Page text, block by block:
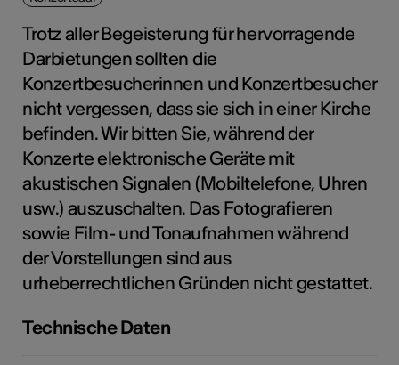
Trotz aller Begeisterung für hervorragende
Darbietungen sollten die
Konzertbesucherinnen und Konzertbesucher
nicht vergessen, dass sie sich in einer Kirche
befinden. Wir bitten Sie, während der
Konzerte elektronische Geräte mit
akustischen Signalen (Mobiltelefone, Uhren
usw.) auszuschalten. Das Fotografieren
sowie Film- und Tonaufnahmen während
der Vorstellungen sind aus
urheberrechtlichen Gründen nicht gestattet.
Technische Daten